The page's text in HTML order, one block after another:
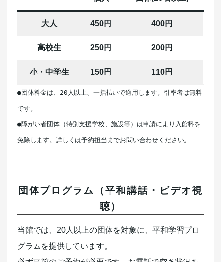
大人 450円 400円
高校生 250円 200円
小・中学生 150円 110円
●団体料金は、20人以上、一括払いで適用します。引率者は無料
です。
●障がい者団体（特別支援学校、施設等）は申請により入館料を
団体プログラム（平和講話・ビデオ視
聴）
当館では、20人以上の団体を対象に、平和学習プロ
グラムを提供しています。